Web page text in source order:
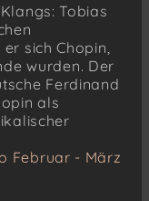
Tobias
sich Chopin,
wurden. Der
Ferdinand
als
Februar - März